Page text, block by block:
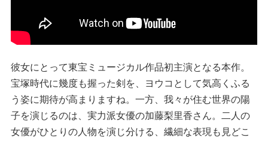
彼女にとって東宝ミュージカル作品初主演となる本作。
宝塚時代に幾度も握った剣を、ヨウコとして気高くふる
う姿に期待が高まりますね。一方、我々が住む世界の陽
子を演じるのは、実力派女優の加藤梨里香さん。二人の
女優がひとりの人物を演じ分ける、繊細な表現も見どこ